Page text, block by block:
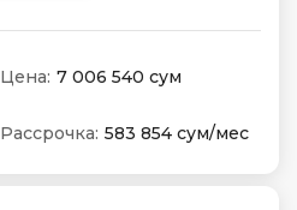
Цена: 7 006 540 сум
Рассрочка: 583 854 сум/мес